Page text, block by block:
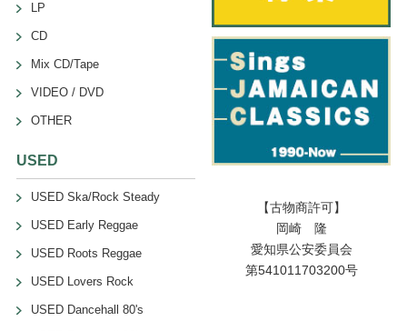
LP
CD
Mix CD/Tape
VIDEO / DVD
OTHER
USED
USED Ska/Rock Steady
USED Early Reggae
USED Roots Reggae
USED Lovers Rock
USED Dancehall 80's
【古物商許可】
岡崎 隆
愛知県公安委員会
第541011703200号